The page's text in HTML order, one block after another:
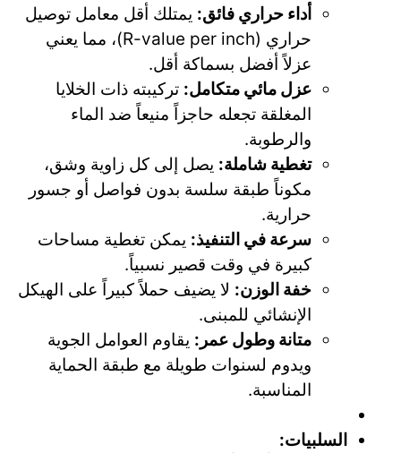
أداء حراري فائق: يمتلك أقل معامل توصيل
حراري (R-value per inch)، مما يعني
عزلاً أفضل بسماكة أقل.
عزل مائي متكامل: تركيبته ذات الخلايا
المغلقة تجعله حاجزاً منيعاً ضد الماء
والرطوبة.
تغطية شاملة: يصل إلى كل زاوية وشق،
مكوناً طبقة سلسة بدون فواصل أو جسور
حرارية.
سرعة في التنفيذ: يمكن تغطية مساحات
كبيرة في وقت قصير نسبياً.
خفة الوزن: لا يضيف حملاً كبيراً على الهيكل
الإنشائي للمبنى.
متانة وطول عمر: يقاوم العوامل الجوية
ويدوم لسنوات طويلة مع طبقة الحماية
المناسبة.
السلبيات: